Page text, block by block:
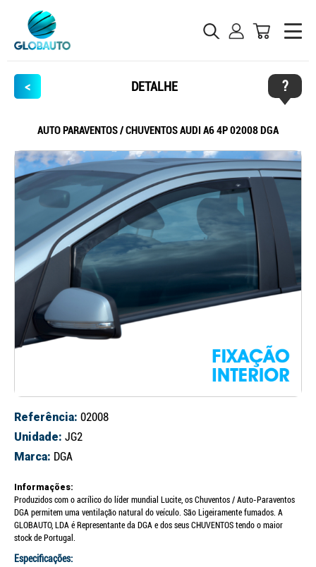
< DETALHE ?
AUTO PARAVENTOS / CHUVENTOS AUDI A6 4P 02008 DGA
Referência: 02008
Unidade: JG2
Marca: DGA
Informações:
Produzidos com o acrílico do líder mundial Lucite, os Chuventos / Auto-Paraventos
DGA permitem uma ventilação natural do veículo. São Ligeiramente fumados. A
GLOBAUTO, LDA é Representante da DGA e dos seus CHUVENTOS tendo o maior
stock de Portugal.
Especificações: